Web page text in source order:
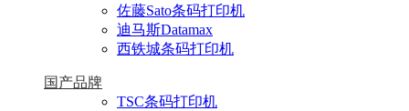
佐藤Sato条码打印机
迪马斯Datamax
西铁城条码打印机
国产品牌
TSC条码打印机